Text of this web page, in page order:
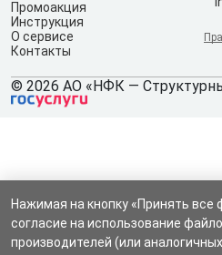
Промоакция
Инструкция
О сервисе
Контакты
© 2026 АО «НФК —
Нажимая на кнопку «Принять все
согласие на использование
производителей (или